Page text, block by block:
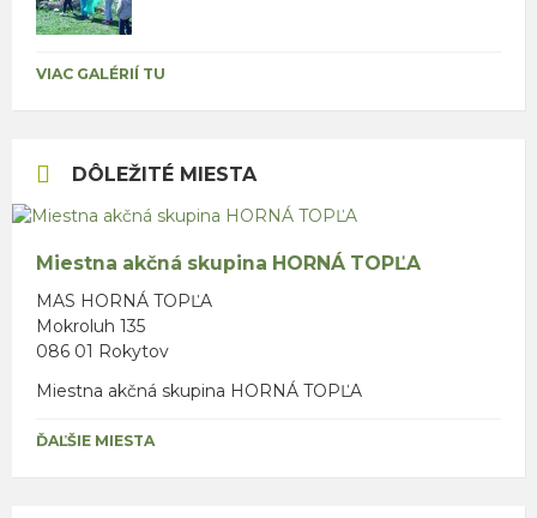
VIAC GALÉRIÍ TU
DÔLEŽITÉ MIESTA
Miestna akčná skupina HORNÁ TOPĽA
MAS HORNÁ TOPĽA
Mokroluh 135
086 01 Rokytov
Miestna akčná skupina HORNÁ TOPĽA
ĎAĽŠIE MIESTA